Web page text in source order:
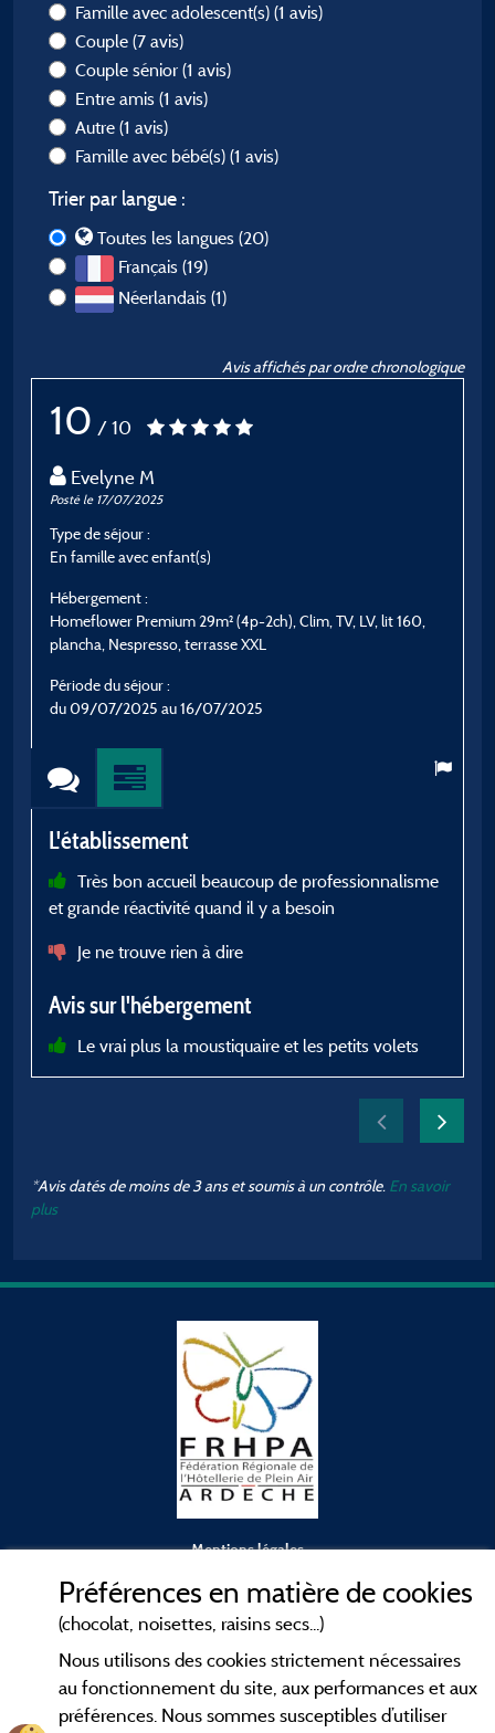
Famille avec adolescent(s) (1 avis)
Couple (7 avis)
Couple sénior (1 avis)
Entre amis (1 avis)
Autre (1 avis)
Famille avec bébé(s) (1 avis)
Trier par langue :
Toutes les langues (20)
Français (19)
Néerlandais (1)
Avis affichés par ordre chronologique
10 / 10
Evelyne M
Posté le 17/07/2025
Type de séjour :
En famille avec enfant(s)
Hébergement :
Homeflower Premium 29m² (4p-2ch), Clim, TV, LV, lit 160,
plancha, Nespresso, terrasse XXL
Période du séjour :
du 09/07/2025 au 16/07/2025
L'établissement
Très bon accueil beaucoup de professionnalisme
et grande réactivité quand il y a besoin
Je ne trouve rien à dire
Avis sur l'hébergement
Le vrai plus la moustiquaire et les petits volets
*Avis datés de moins de 3 ans et soumis à un contrôle. En savoir
plus
Mentions légales
Conditions générales d'utilisation
Préférences en matière de cookies
(chocolat, noisettes, raisins secs...)
Nous utilisons des cookies strictement nécessaires
au fonctionnement du site, aux performances et aux
préférences. Nous sommes susceptibles d’utiliser